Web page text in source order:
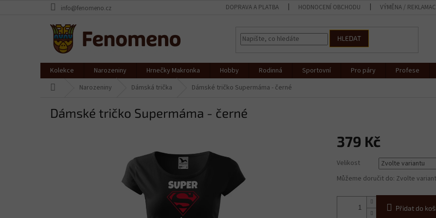
info@fenomeno.cz DOPRAVA A PLATBA HODNOCENÍ OBCHODU VÝMĚNA /
HLEDAT
Kolekce Narozeniny Hrnečky Makronka Hobby Rodinná Sportovní Pro páry Profese
Narozeniny Dámská trička Dámské tričko Supermáma - černé
Dámské tričko Supermáma - černé
379 Kč
cena:
Velikost
Můžeme doručit do: Zvolte
Přidat do